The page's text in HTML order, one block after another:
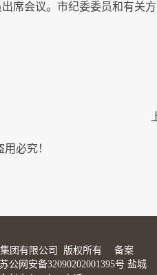
席会议。市纪委委员和有关
必究！
集团有限公司 版权所有 备案
苏公网安备32090202001395号 盐城